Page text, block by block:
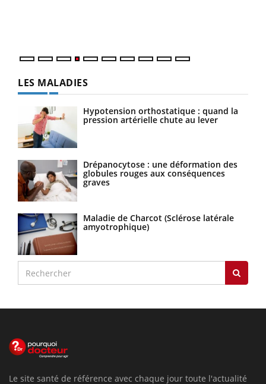
LES MALADIES
Hypotension orthostatique : quand la
pression artérielle chute au lever
Drépanocytose : une déformation des
globules rouges aux conséquences
graves
Maladie de Charcot (Sclérose latérale
amyotrophique)
Le site santé de référence avec chaque jour toute l'actualité